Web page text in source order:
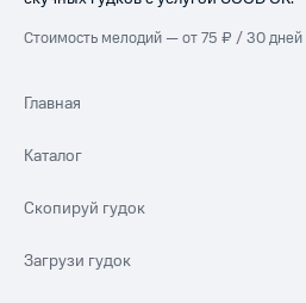
Стоимость мелодий — от 75 ₽ / 30 дней
Главная
Каталог
Скопируй гудок
Загрузи гудок